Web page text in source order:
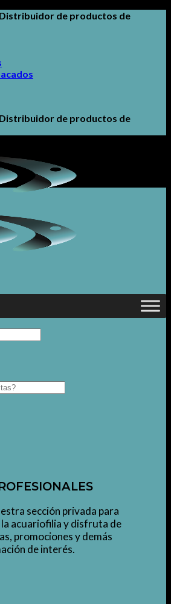
de productos de
de productos de
sección privada para
acuariofilia y disfruta de
promociones y demás
de interés.